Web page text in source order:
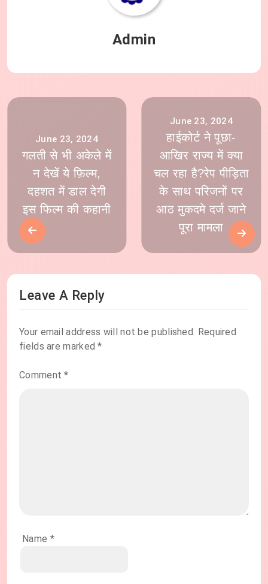
Admin
June 23, 2024
गलती से भी अकेले में
न देखें ये फ़िल्म,
दहशत में डाल देगी
इस फिल्म की कहानी
June 23, 2024
हाईकोर्ट ने पूछा-
आखिर राज्य में क्या
चल रहा है?रेप पीड़िता
के साथ परिजनों पर
आठ मुकदमे दर्ज जाने
पूरा मामला
Leave A Reply
Your email address will not be published. Required
fields are marked*
Comment*
Name *